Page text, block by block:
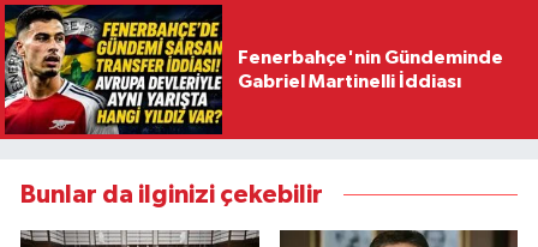
Fenerbahçe'nin Gündeminde
Gabriel Martinelli İddiası
Bunlar da ilginizi çekebilir